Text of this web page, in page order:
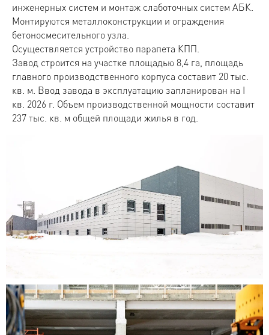
инженерных систем и монтаж слаботочных систем АБК.
Монтируются металлоконструкции и ограждения
бетоносмесительного узла.
Осуществляется устройство парапета КПП.
Завод строится на участке площадью 8,4 га, площадь
главного производственного корпуса составит 20 тыс.
кв. м. Ввод завода в эксплуатацию запланирован на I
кв. 2026 г. Объем производственной мощности составит
237 тыс. кв. м общей площади жилья в год.